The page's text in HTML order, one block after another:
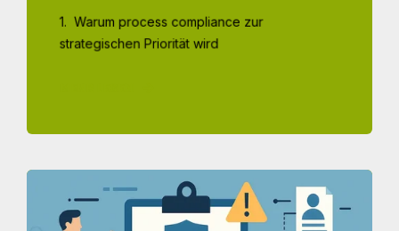
1. Warum process compliance zur
strategischen Priorität wird